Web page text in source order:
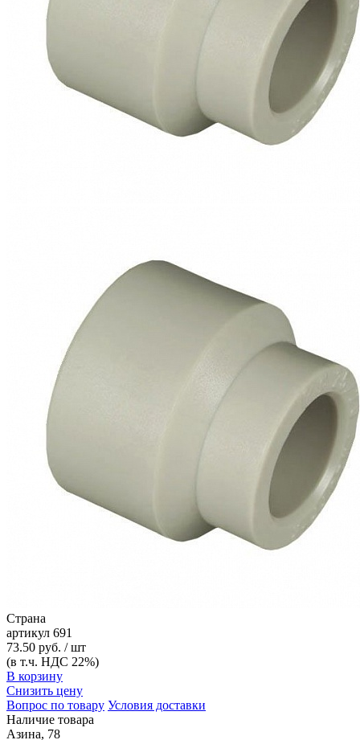
Страна
артикул 691
73.50 руб. / шт
(в т.ч. НДС 22%)
В корзину
Снизить цену
Вопрос по товару Условия доставки
Наличие товара
Азина, 78